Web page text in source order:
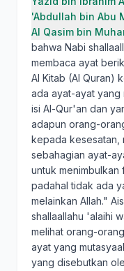
'Abdullah bin Abu
Al Qasim bin
bahwa Nabi
membaca ayat
Al Kitab (Al Quran)
ada ayat-ayat yang
isi Al-Qur'an dan
adapun orang-
kepada kesesatan,
sebahagian ayat-
untuk menimbulkan
padahal tidak ada
melainkan Allah."
shallaallahu 'alaihi
melihat orang-
ayat yang
yang disebutkan